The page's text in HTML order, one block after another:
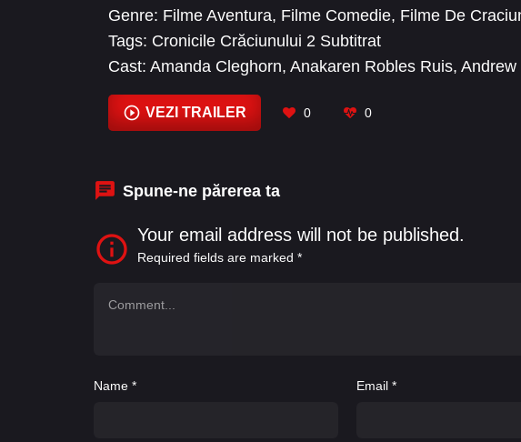
Genre: Filme Aventura, Filme Comedie, Filme De
Tags: Cronicile Crăciunului 2 Subtitrat
Cast: Amanda Cleghorn, Anakaren Robles Ruis, Andrew
Derryberry, Goldie Hawn
VEZI TRAILER 0 0
Spune-ne părerea ta
Your email address will not be published.
Required fields are marked *
Name * Email*